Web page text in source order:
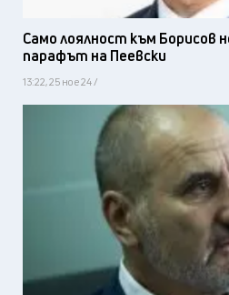
Само лоялност към Борисов
парафът на Пеевски
13:22, 25 ное 24 /